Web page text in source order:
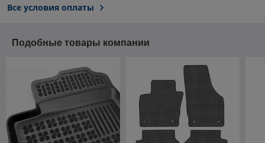
Все условия оплаты
Подобные товары компании